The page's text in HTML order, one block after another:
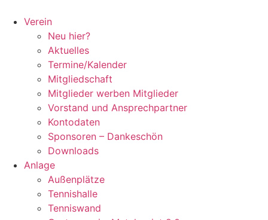
Inhalt
springen
Verein
Neu hier?
Aktuelles
Termine/Kalender
Mitgliedschaft
Mitglieder werben Mitglieder
Vorstand und Ansprechpartner
Kontodaten
Sponsoren – Dankeschön
Downloads
Anlage
Außenplätze
Tennishalle
Tenniswand